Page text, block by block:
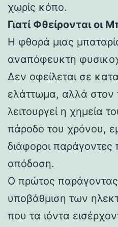
χωρίς κόπο.
Γιατί Φθείρονται οι
Η φθορά μιας
αναπόφευκτη
Δεν οφείλεται σε
ελάττωμα, αλλά στον
λειτουργεί η χημεία
πάροδο του χρόνου,
διάφοροι
απόδοση.
Ο πρώτος παράγοντας
υποβάθμιση των
που τα ιόντα